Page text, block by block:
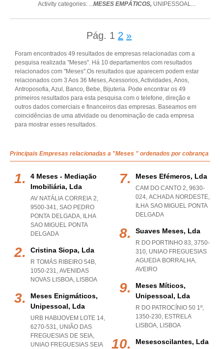
Activity categories: ...MESES EMPÁTICOS, UNIPESSOAL...
Pág. 1 2 »
Foram encontrados 49 resultados de empresas relacionadas com a
pesquisa realizada "Meses". Há 10 departamentos com resultados
relacionados com "Meses".Os resultados que aparecem podem estar
relacionados com 3 Aos 36 Meses, Acessorios, Actividades, Anos,
Antroposofia, Azul, Banco, Bebe, Bijuteria. Pode encontrar os 49
primeiros resultados para esta pesquisa com o telefone, direção e
outros dados comerciais e financeiros das empresas. Baseamos em
coincidências de uma atividade ou denominação de cada empresa
para mostrar esses resultados.
Principais Empresas relacionadas a "Meses " ordenados por cobrança
4 Meses - Mediação
Imobiliária, Lda
AV NATÁLIA CORREIA 2,
9500-341, SAO PEDRO
PONTA DELGADA, ILHA
SAO MIGUEL PONTA
DELGADA
Cristina Siopa, Lda
R TOMÁS RIBEIRO 54B,
1050-231, AVENIDAS
NOVAS LISBOA, LISBOA
Meses Enigmáticos,
Unipessoal, Lda
URB HABIJOVEM LOTE 14,
6270-531, UNIÃO DAS
FREGUESIAS DE SEIA,
UNIAO FREGUESIAS SEIA
Meses Efémeros, Lda
CAM DO CANTO 2, 9630-
024, ACHADA NORDESTE,
ILHA SAO MIGUEL PONTA
DELGADA
Suaves Meses, Lda
R DO PORTINHO 83, 3750-
310, UNIAO FREGUESIAS
AGUEDA BORRALHA,
AVEIRO
Meses Míticos,
Unipessoal, Lda
R DO PATROCÍNIO 50 1º,
1350-230, ESTRELA
LISBOA, LISBOA
Mesesoscilantes, Lda